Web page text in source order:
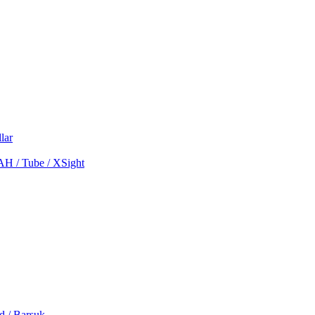
/ Tube / XSight